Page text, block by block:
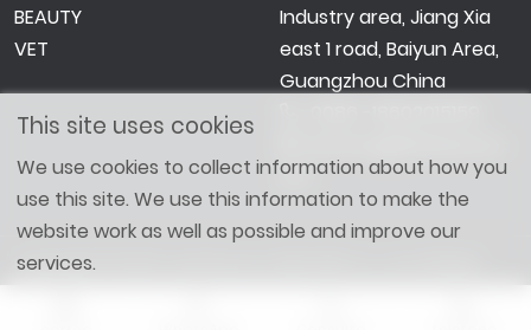
BEAUTY
VET
Industry area, Jiang Xia
east 1 road, Baiyun Area,
Guangzhou China
om
Copyright © 2026 Top Beauty & MBS MED Co., Ltd. All Right
This site uses cookies
We use cookies to collect information about how you
use this site. We use this information to make the
website work as well as possible and improve our
services.